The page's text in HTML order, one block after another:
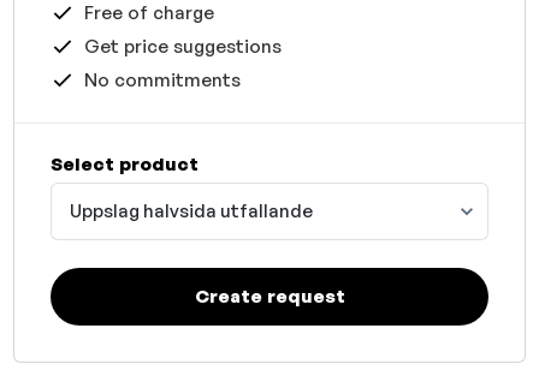
Free of charge
Get price suggestions
No commitments
Select product
Uppslag halvsida utfallande
Create request